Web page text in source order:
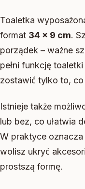
Toaletka
format 34 x 9 cm.
porządek – ważne
pełni funkcję
zostawić tylko to,
Istnieje także
lub bez, co ułatwia
W praktyce
wolisz ukryć
prostszą formę.